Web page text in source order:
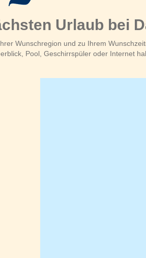
Urlaub bei
Wunschregion und zu Ihrem
Pool, Geschirrspüler oder Internet